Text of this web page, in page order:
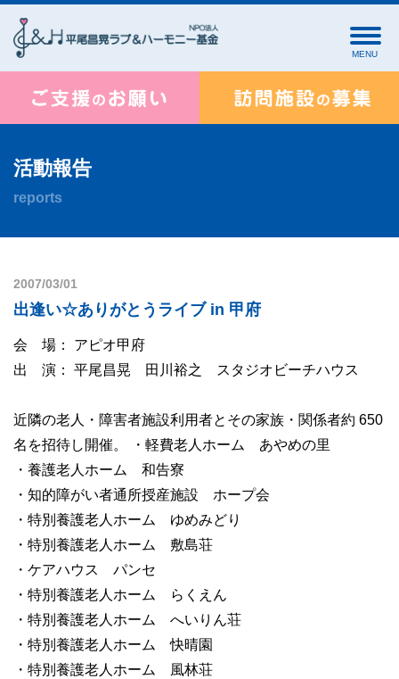
MENU
活動報告
reports
2007/03/01
出逢い☆ありがとうライブ in 甲府
会 場： アピオ甲府
出 演： 平尾昌晃 田川裕之 スタジオビーチハウス
近隣の老人・障害者施設利用者とその家族・関係者約 650
名を招待し開催。 ・軽費老人ホーム あやめの里
・養護老人ホーム 和告寮
・知的障がい者通所授産施設 ホープ会
・特別養護老人ホーム ゆめみどり
・特別養護老人ホーム 敷島荘
・ケアハウス パンセ
・特別養護老人ホーム らくえん
・特別養護老人ホーム へいりん荘
・特別養護老人ホーム 快晴園
・特別養護老人ホーム 風林荘